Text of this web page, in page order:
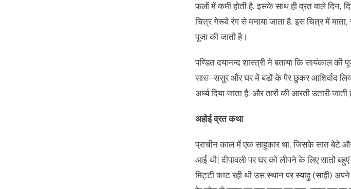
फलों में कमी होती है.इसके साथ ही व्रत वाले दिन,
चित्र गेरूवे रंग से मनाया जाता है.इस चित्र में माता,
पूजा की जाती है।
पण्डित दयानन्द शास्त्री ने बताया कि सायंकाल
सास–ससुर और घर में बडों के पैर छुकर आशिर्वाद
अर्ध्य दिया जाता है. और तारों की आरती उतारी जाती
अहोई व्रत कथा
प्राचीन काल में एक साहुकार था,जिसके सात बेटे
आई थी|दीपावली पर घर को लीपने के लिए सातों
मिट्टी काट रही थी उस स्थान पर स्याहु(साही) अपने